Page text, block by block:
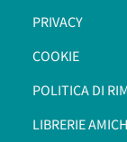
PRIVACY
COOKIE
POLITICA DI
LIBRERIE